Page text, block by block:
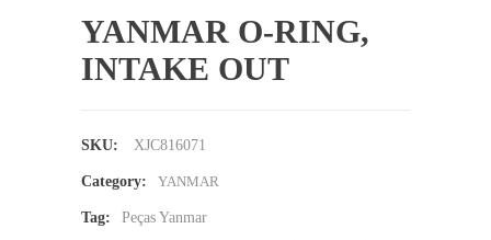
YANMAR O-RING,
INTAKE OUT
SKU: XJC816071
Category: YANMAR
Tag: Peças Yanmar